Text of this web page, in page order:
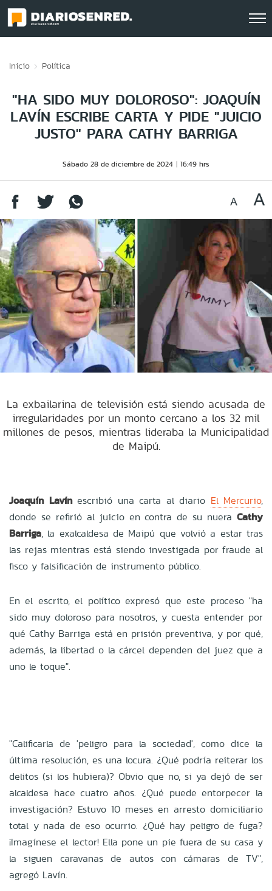
Inicio Política
"HA SIDO MUY DOLOROSO": JOAQUÍN
LAVÍN ESCRIBE CARTA Y PIDE "JUICIO
JUSTO" PARA CATHY BARRIGA
Sábado 28 de diciembre de 2024 16:49 hrs
La exbailarina de televisión está siendo acusada de
irregularidades por un monto cercano a los 32 mil
millones de pesos, mientras lideraba la Municipalidad
de Maipú.
Joaquín Lavínescribió una carta al diario El Mercurio,
donde se refirió al juicio en contra de su nuera Cathy
Barriga, la exalcaldesa de Maipú que volvió a estar tras
las rejas mientras está siendo investigada por fraude al
fisco y falsificación de instrumento público.
En el escrito, el político expresó que este proceso "ha
sido muy doloroso para nosotros, y cuesta entender por
qué Cathy Barriga está en prisión preventiva, y por qué,
además, la libertad o la cárcel dependen del juez que a
uno le toque".
"Calificarla de 'peligro para la sociedad', como dice la
última resolución, es una locura. ¿Qué podría reiterar los
delitos (si los hubiera)? Obvio que no, si ya dejó de ser
alcaldesa hace cuatro años. ¿Qué puede entorpecer la
investigación? Estuvo 10 meses en arresto domiciliario
total y nada de eso ocurrio. ¿Qué hay peligro de fuga?
¡Imagínese el lector! Ella pone un pie fuera de su casa y
la siguen caravanas de autos con cámaras de TV",
agregó Lavín.